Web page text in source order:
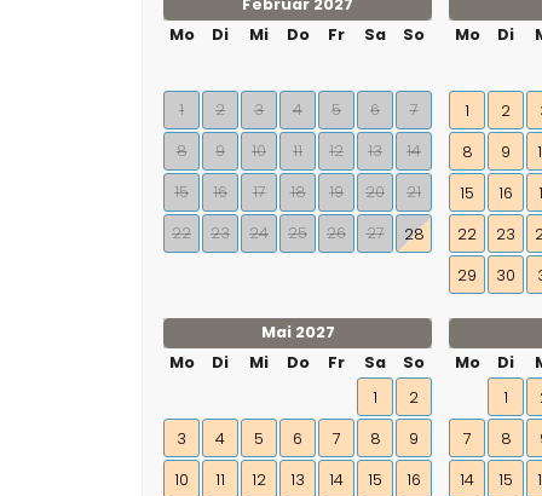
Februar 2027
Mo
Di Mi Do Fr Sa So
1 2 3 4 5 6
7
8
9 10 11 12 13
14
15
16 17 18 19 20
21
22
23 24 25 26 27 28
Mo
Di
1 2
8
9
15
16
22
23
29
30
Mai 2027
Mo
Di Mi Do Fr Sa
So
1
2
3
4 5 6 7 8
9
10
11 12 13 14 15
16
Mo
Di
1
7
8
14
15